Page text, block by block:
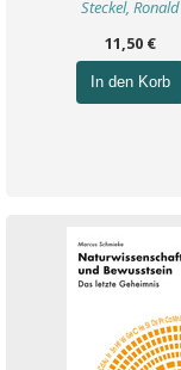
Steckel, Ronald
11,50 €
In den Korb